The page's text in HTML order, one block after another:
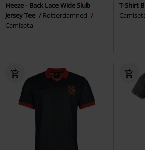
Heeze - Back Lace Wide Slub
Jersey Tee
Rotterdamned
Camiseta
T-Shirt